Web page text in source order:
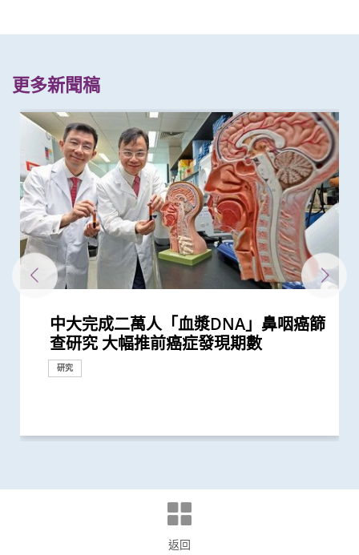
更多新聞稿
中大完成二萬人「血漿DNA」鼻咽癌篩
查研究 大幅推前癌症發現期數
研究
中大研究證實「血漿DNA」篩查能偵測
到早期沒有病徵的鼻咽癌 並反映日後
患鼻咽癌風險
莫樹錦教授獲歐洲腫瘤學會頒發「終身
成就獎」全球第一人將晚期肺癌治療
「個人化」 被譽為「腫瘤學傳奇」
中大領導ALK陽性肺腺癌研究證實 新標
靶藥成效超現時標準療法兩倍
研究
中大推全港大型「鼻咽癌血液測試研究
計劃」 現招募二萬名市民參與 冀有效
偵測早期患者
中大證新治療方案較常規治療有效延長
晚期肺癌病人存活期
研究
中大成功破解鼻咽癌全基因組圖譜 突
破性結果有助發展個人化治療
研究
中大率國際研究 訂治療肺癌基因變異
新典範
研究
中大合作研究改變全球肺腺癌治療方向
研究證實標靶藥較有效治療出現EML4-
ALK基因異變的晚期肺腺癌病人
中大與多名全球專家共同牽頭跨國肺癌
研究 逾半晚期ALK陽性肺癌病人七年無
惡化 因特定基因異常而引起的肺癌...
中大領導國際研究證實內地研發藥物
D3S-001抗癌成效 有效治療肺癌、結直
腸癌、胰腺癌等多種實體腫瘤
中大成功識別「血漿EB病毒DNA」癌
症相關分子特徵 大幅提升鼻咽癌風險
預測準確度
中大醫學院與正大天晴簽署合作框架協
議 緊密結合及發揮內地與香港醫藥創
新科研、人才培訓、轉化和產業優勢
陳德章教授獲歐洲腫瘤學會頒發「終身
成就獎」 表彰其對全球鼻咽癌研究的
領導地位及重大貢獻
中大醫學院與國際肺癌團隊測試免疫治
療結合化療成效 為轉移性非小細胞肺
癌患者開發新治療方案
中大與國際團隊領導肺癌研究 證實
Lorlatinib可成為ALK陽性晚期非小細
胞肺癌一線治療
中大醫學院聯同韓國知名學府為肺癌免
疫療法開發人工智能分析工具
研究
中大醫學院三位學者榮膺「2020年全球
20位頂尖轉化研究科學家」 盧煜明教
授連續五年獲選
中大醫學院莫樹錦教授成首位來自亞洲
學府學者獲全球「腫瘤學巨人」稱譽
表彰他推動全球肺癌研究及治療的傑...
中大醫學院盧煜明教授榮獲有「科學界
奧斯卡」之稱的「科學突破獎」
獎項及榮譽
中大醫學院與四川大學華西臨床醫學院
共同領導全球首個 人體CRISPR基因編
輯治療肺癌臨床試驗 證實修改T細胞...
「全球20位頂尖轉化研究科學家」 中
大佔二席 唯一上榜香港學府 盧煜明教
授連續第三年獲選
中大成功應用混合手術室「經氣管微波
消融術」 無創治肺癌成亞太首例
外科創新技術
中大腫瘤學系獲國際肺癌研究協會頒發
「傑出癌症關顧團隊」獎項
獎項及榮譽
中大盧煜明教授再度獲選「全球20位頂
尖轉化研究科學家」
獎項及榮譽
中大利用「混合手術室」結合「電磁導
航支氣管鏡」技術 實時影像追蹤及抽
取微細病變組織 能診治少至2毫米...
中大率跨國研究證實免疫療法對晚期鼻
咽癌病人有效
研究
中大兩研究獲國家科學技術獎勵
獎項及榮譽
中大醫學院兩教授齊獲「藥明康德生命
化學研究獎」
獎項及榮譽
中大盧煜明教授獲頒首屆「未來科學大
獎」 從事產前檢測研究逾廿載 「科
學是我生命中不可分割的一部分」
中大盧煜明教授榮獲被喻為諾貝爾獎預
測指標的「湯森路透引文桂冠獎」
獎項及榮譽
中大盧煜明教授榮獲有「中國諾貝爾」
之稱的「未來科學大獎－生命科學獎」
獎項及榮譽
中大盧煜明教授成世界首位華人獲美國
臨床化學協會Wallace H. Coulter講學
獎
盧煜明教授獲國際獎項 表揚其在個人
化醫學領域上傑出成就
獎項及榮譽
中大李樹芬醫學基金腫瘤學教授莫樹錦
教授就職演講「向肺癌宣戰」
研討會
中大教授陳重娥獲頒「清野裕傑出領袖
獎」 成為本港首名學者榮膺亞洲糖尿
病教研最高榮譽
中大張源津醫生成首位亞洲研究員 榮
獲國際泌尿科權威獎項John K.
Lattimer 講座獎
中大校長盧煜明教授與醫學院院長趙偉
仁教授獲選為歐洲科學院外籍院士
獎項及榮譽
中大醫學院研究發現 城市發展及生活
方式或會增加氣管癌發病風險 宜加強
健康教育
中大醫學院獲李嘉誠基金會捐贈亞洲首
台Histotripsy 2.0系統 共30名患者獲
資助接受組織碎化技術治肝癌
中大醫學院研發mRNA藥物治療鼻咽癌
研究
中大開發與多種癌症相關的纖維母細胞
分子分類方法 助進一步了解癌症進展
並改良治療方案
中大發現造血調節因子在腫瘤微環境的
重要角色 為肺癌帶來新的治療靶點
研究
中大發現全球喉癌發病率呈下降趨勢
部分地區女性發病人數不跌反升
研究
中大盧煜明教授獲頒首屆騰衝科學大獎
獎項及榮譽
中大盧煜明教授獲選中國科學院院士
獎項及榮譽
中大醫學院與國際肺癌研究團隊發現
相比傳統治療 標靶治療可延長晚期非
小細胞肺癌患者的無惡化存活期逾一倍
中大醫學院一期臨床研究中心成立十周
年 完成逾150項早期臨床試驗項目 助癌
症及糖尿病患者確立新治療藥物
中大輔助生育技術中心助本港癌症患者
保存生殖能力
研究
中大發現小腸癌在全球及本港發病率明
顯上升 高收入地區發病率較高
研究
中大醫學院成功破解肺癌免疫抑制關鍵
將血液中「中性粒細胞」轉化成新一代
抗癌療法
中大完成全球首例機械人輔助支氣管鏡
微波消融術治療肺轉移
外科創新技術
中大發現原發性腦癌的年輕男性發病率
上升 以高收入國家的升幅較為顯著
研究
中大破解癌痛秘密 確定新治療靶點緩
解癌症病人痛苦
研究
中大盧煜明教授獲頒有「美國最高榮譽
生物醫學科學獎」之稱的「拉斯克獎」
獎項及榮譽
中大全球首證血糖波動不穩的肥胖型糖
尿病患者有較高患癌風險 並證實接受
一類常用降血壓藥物的糖尿病患者患...
中大發現多發性骨髓瘤發病率上升 以
高收入國家的男性長者升幅最為顯著
研究
中大發現霍奇金淋巴癌發病率以亞洲升
幅最為顯著 本港男士發病率上升幅度
全球之冠
中大成功完成混合手術室機械人輔助支
氣管鏡檢查手術 美國以外首例
外科創新技術
中大醫學院發現東亞地區肺癌發病率及
死亡率冠絕全球
研究
中大成功以單細胞分辨率拆解肺癌 揭
示腫瘤形成機制 有望開發新肺癌療法
研究
中大醫學院盧煜明教授成史上首名生物
學科「皇家獎章」華人得主
獎項及榮譽
中大研究發現半數受訪兒童癌症康復者
曾使用替代補充療法 或存在「藥療相
互作用」風險
香港中文大學感謝李嘉誠先生及基金會
捐助3千萬港元提升中大李嘉誠健康科
學研究所科研空間及設施
中大醫學院馬青雲教授獲亞洲糖尿病研
究協會表揚研究成就及貢獻
獎項及榮譽
中大醫學院兩學者榮膺「2019年全球
20位頂尖轉化研究科學家」 榜上唯一
亞洲學府 盧煜明教授連續第四年獲選
中大醫學院團隊發現B細胞及基因
GPR18可預測多種癌症的存活期
研究
中大醫學院團隊發現一種新型生物標記
可在頭頸癌患者中預測長一倍的存活期
研究
中大拆解為急性上消化道出血患者進行
內鏡檢查的時間謎團
研究
中大醫學院兩名傑出學者 獲裘槎基金
會頒發「裘槎優秀醫學科研者獎2020」
獎項及榮譽
澄清 -- 聲稱為莫樹錦教授署名文章証實
為假冒
回應
中大將開展最新「細胞治療」臨床研究
首階段引入CAR-T治療血癌新方法
研究
中大醫學院陳重娥教授獲頒國際獎項以
表揚在糖尿病研究及治理的卓越貢獻
獎項及榮譽
李嘉誠基金會啟動《愛能助》兒童癌症
項目 資助兒童罕見癌症
捐款
陳家亮教授成首位華人獲頒「美國腸胃
科醫學院國際領袖大獎」
獎項及榮譽
「中大賽馬會齊心防癌計劃」啟動 免
費為萬名市民進行檢測 研肥胖與多種
癌症關係
中大研究揭示全球大腸癌發病率有年輕
化趨勢
研究
中大研究證「消融化療栓塞術」有效延
長肝癌患者無惡化存活期兩倍
研究
中大港大合作開展復發性卵巢癌藥物基
因組學研究 免費為百名本地病人提供
分析
中大成功揭示腫瘤免疫逃脱新機制 開
拓「免疫療法」新方向
研究
中大教授成為全球首位華人獲頒「世界
中風組織主席中風貢獻獎」 全球首創
「脈磁激法」助中風患者復修腦部功...
中大與全球30多國專家合作研究 發現
小中風新藥物療法
研究
中大與多國中風專家領導一項全球研究
發現及早評估與治療「小中風」可降低
七成中風風險
中大藍輝耀教授慢性腎病研究獲頒中華
醫學科技獎一等獎
獎項及榮譽
中大醫學院李子芬教授榮膺美國護理科
學院院士
獎項及榮譽
中大醫科生勇奪英國文化協會「科學一
叮」比賽香港區冠軍 將赴英出戰國際
總決賽
第七屆華人地區醫護人員紓緩治療研討
會 鼓勵延伸紓緩治療服務至社區
研討會
基因解碼成就「個人化醫學」 未來醫
學路前瞻：從科學研究到臨床應用
研究
中大盧煜明教授奪費薩爾國王國際醫學
獎
獎項及榮譽
中大完成經皮穿刺納米刀動物實驗及成
功進行經皮穿刺納米刀腫瘤治療 治癌
技術新突破
中大四科研項目榮獲國家教育部高等學
校科學研究優秀成果獎 為本港院校之
冠
開創無創性產前檢查 中大盧煜明教授
膺選美國國家科學院院士
獎項及榮譽
中大聯同七間醫院進行亞洲首個臨床研
究 發現嶄新「植入式擾流器」能有效
治療腦動脈瘤
兩大合辦第五屆華人地區醫護人員紓緩
治療研討會
研討會
中大率先研發嶄新電腦輔助腫瘤手術治
療骨腫瘤病人 大大提高手術精確度
外科創新技術
大腸癌將成為香港頭號癌症 中大引入
大腸膠囊內視鏡助預防大腸癌
外科創新技術
中大與美國專家攜手合作進行臨床遺傳
學培訓 設立本港首個一站式遺傳病門
診服務
中大率先推出無創性唐氏綜合症產前診
斷服務 革命性研究成果推展至香港及
美國
香港中文大學那打素護理學院主辦 第
五屆泛太平洋護理會議暨第七屆癌症護
理研討會
中大首創大腸瘜肉預測指數及早預防腸
癌
臨床服務
返回